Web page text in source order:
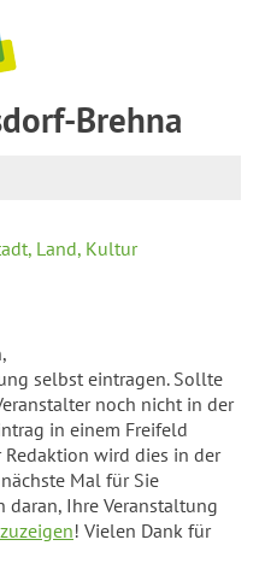
Brehna
Land, Kultur
selbst eintragen. Sollte
noch nicht in der
in einem Freifeld
Redaktion wird dies in der
Mal für Sie
daran, Ihre Veranstaltung
! Vielen Dank für